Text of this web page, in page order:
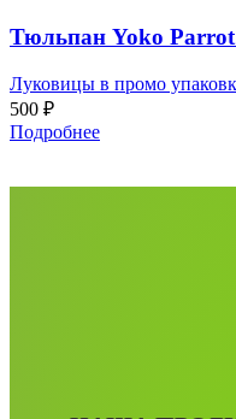
Тюльпан Yoko
Луковицы в промо
500 ₽
Подробнее